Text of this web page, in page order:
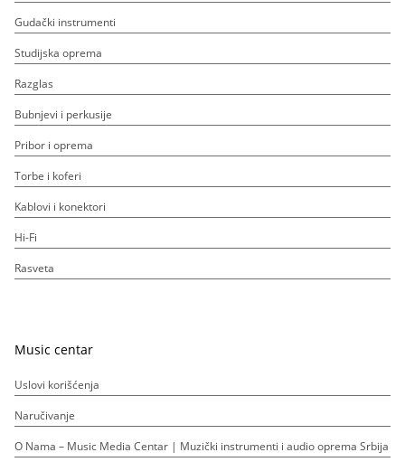
Gudački instrumenti
Studijska oprema
Razglas
Bubnjevi i perkusije
Pribor i oprema
Torbe i koferi
Kablovi i konektori
Hi-Fi
Rasveta
Music centar
Uslovi korišćenja
Naručivanje
O Nama – Music Media Centar | Muzički instrumenti i audio oprema Srbija